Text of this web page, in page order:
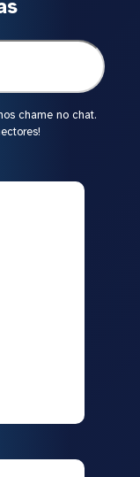
chame no chat.